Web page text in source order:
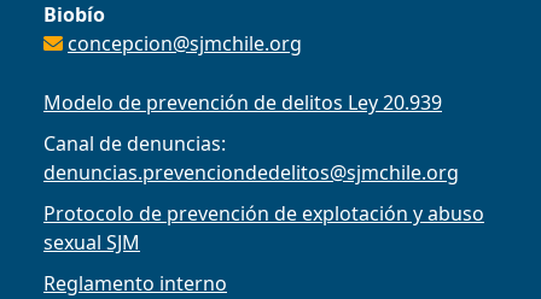
Biobío
concepcion@sjmchile.org
Modelo de prevención de delitos Ley 20.939
Canal de denuncias:
denuncias.prevenciondedelitos@sjmchile.org
Protocolo de prevención de explotación y abuso
sexual SJM
Reglamento interno